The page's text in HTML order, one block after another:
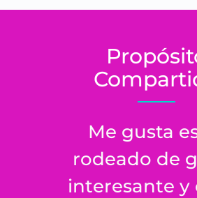
Me gusta
rodeado de
interesante y